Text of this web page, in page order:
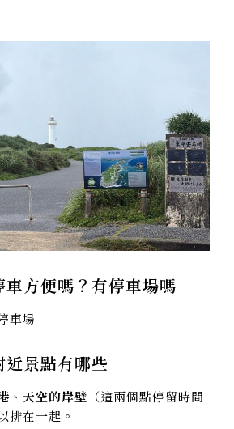
車方便嗎？有停車場嗎
車場
近景點有哪些
、 天空的岸壁 （這兩個點停留時間
排在一起。